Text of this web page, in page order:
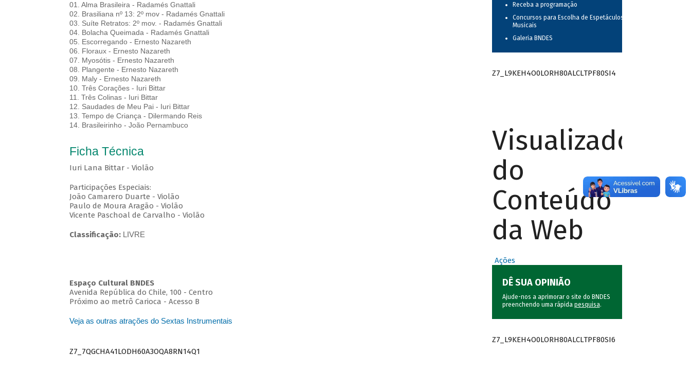
01. Alma Brasileira - Radamés Gnattali
02. Brasiliana nº 13: 2º mov - Radamés Gnattali
03. Suíte Retratos: 2º mov. - Radamés Gnattali
04. Bolacha Queimada - Radamés Gnattali
05. Escorregando - Ernesto Nazareth
06. Floraux - Ernesto Nazareth
07. Myosótis - Ernesto Nazareth
08. Plangente - Ernesto Nazareth
09. Maly - Ernesto Nazareth
10. Três Corações - Iuri Bittar
11. Três Colinas - Iuri Bittar
12. Saudades de Meu Pai - Iuri Bittar
13. Tempo de Criança - Dilermando Reis
14. Brasileirinho - João Pernambuco
Ficha Técnica
Iuri Lana Bittar - Violão
Participações Especiais:
João Camarero Duarte - Violão
Paulo de Moura Aragão - Violão
Vicente Paschoal de Carvalho - Violão
Classificação: LIVRE
Espaço Cultural BNDES
Avenida República do Chile, 100 - Centro
Próximo ao metrô Carioca - Acesso B
Veja as outras atrações do Sextas Instrumentais
Z7_7QGCHA41LODH60A3OQA8RN14Q1
Receba a programação
Concursos para Escolha de Espetáculos
Musicais
Galeria BNDES
Z7_L9KEH4O0LORH80ALCLTPF80SI4
Visualizador
do
Conteúdo
da Web
Ações
DÊ SUA OPINIÃO
Ajude-nos a aprimorar o site do BNDES
preenchendo uma rápida pesquisa.
Z7_L9KEH4O0LORH80ALCLTPF80SI6